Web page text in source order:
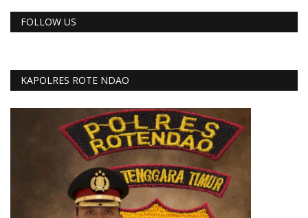
FOLLOW US
KAPOLRES ROTE NDAO